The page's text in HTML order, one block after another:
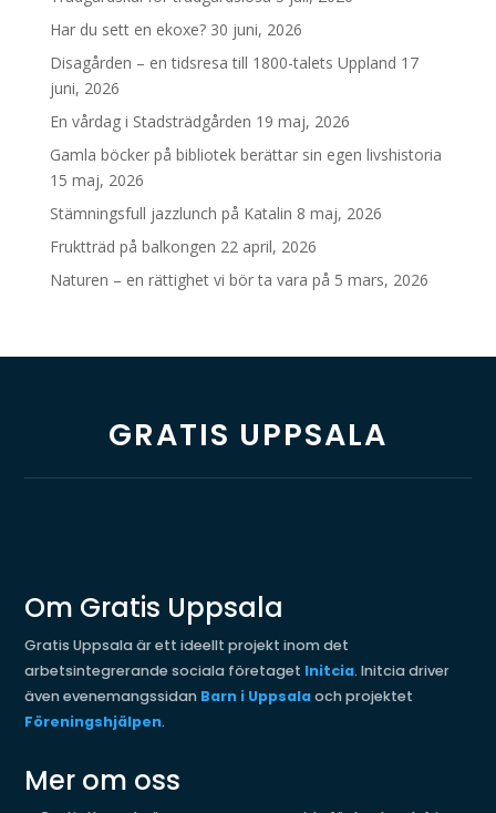
Har du sett en ekoxe? 30 juni, 2026
Disagården – en tidsresa till 1800-talets Uppland 17
juni, 2026
En vårdag i Stadsträdgården 19 maj, 2026
Gamla böcker på bibliotek berättar sin egen livshistoria
15 maj, 2026
Stämningsfull jazzlunch på Katalin 8 maj, 2026
Fruktträd på balkongen 22 april, 2026
Naturen – en rättighet vi bör ta vara på 5 mars, 2026
GRATIS UPPSALA
Om Gratis Uppsala
Gratis Uppsala är ett ideellt projekt inom det
arbetsintegrerande sociala företaget Initcia. Initcia driver
även evenemangssidan Barn i Uppsalaoch projektet
Föreningshjälpen.
Mer om oss